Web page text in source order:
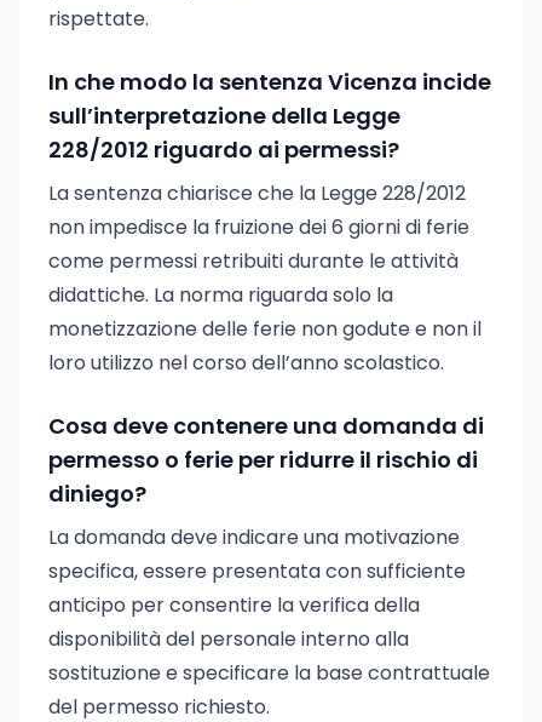
rispettate.
In che modo la sentenza Vicenza incide
sull’interpretazione della Legge
228/2012 riguardo ai permessi?
La sentenza chiarisce che la Legge 228/2012
non impedisce la fruizione dei 6 giorni di ferie
come permessi retribuiti durante le attività
didattiche. La norma riguarda solo la
monetizzazione delle ferie non godute e non il
loro utilizzo nel corso dell’anno scolastico.
Cosa deve contenere una domanda di
permesso o ferie per ridurre il rischio di
diniego?
La domanda deve indicare una motivazione
specifica, essere presentata con sufficiente
anticipo per consentire la verifica della
disponibilità del personale interno alla
sostituzione e specificare la base contrattuale
del permesso richiesto.